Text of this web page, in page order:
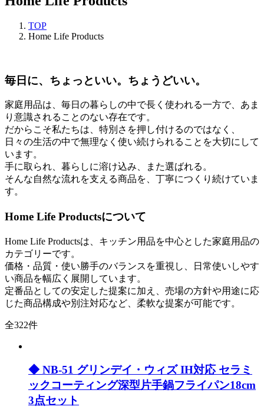
TOP
Home Life Products
毎日に、ちょっといい。ちょうどいい。
家庭用品は、毎日の暮らしの中で長く使われる一方で、あま
り意識されることのない存在です。
だからこそ私たちは、特別さを押し付けるのではなく、
日々の生活の中で無理なく使い続けられることを大切にして
います。
手に取られ、暮らしに溶け込み、また選ばれる。
そんな自然な流れを支える商品を、丁寧につくり続けていま
す。
Home Life Productsについて
Home Life Productsは、キッチン用品を中心とした家庭用品の
カテゴリーです。
価格・品質・使い勝手のバランスを重視し、日常使いしやす
い商品を幅広く展開しています。
定番品としての安定した提案に加え、売場の方針や用途に応
じた商品構成や別注対応など、柔軟な提案が可能です。
全322件
◆ NB-51 グリンデイ・ウィズ IH対応 セラミ
ックコーティング深型片手鍋フライパン18cm
3点セット